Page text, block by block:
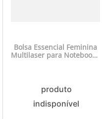
Bolsa Essencial Feminina
Multilaser para Notebook -